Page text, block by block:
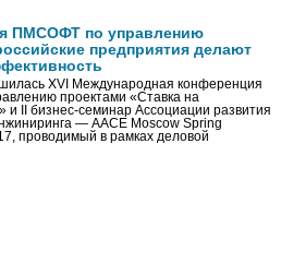
ПМСОФТ по управлению
предприятия делают
XVI Международная конференция
проектами «Ставка на
и II бизнес-семинар Ассоциации развития
— AACE Moscow Spring
проводимый в рамках деловой